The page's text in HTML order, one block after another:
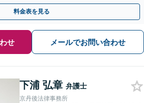
料金表を見る
せ メールでお問い合わせ
下浦 弘章 弁護士
京丹後法律事務所